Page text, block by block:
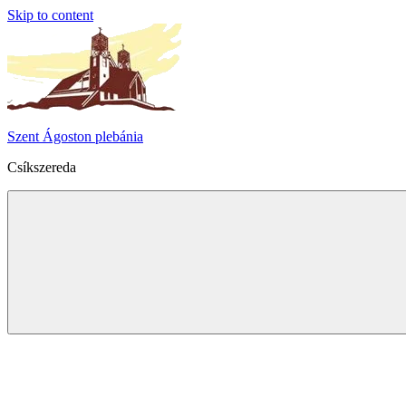
Skip to content
Szent Ágoston plebánia
Csíkszereda